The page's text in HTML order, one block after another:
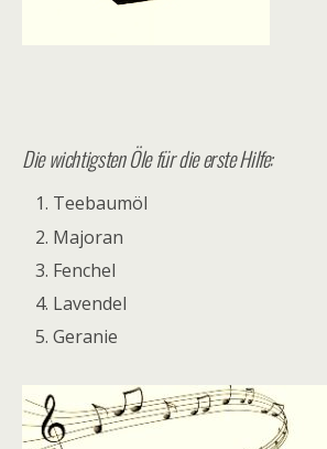
Die wichtigsten Öle für die erste Hilfe:
Teebaumöl
Majoran
Fenchel
Lavendel
Geranie